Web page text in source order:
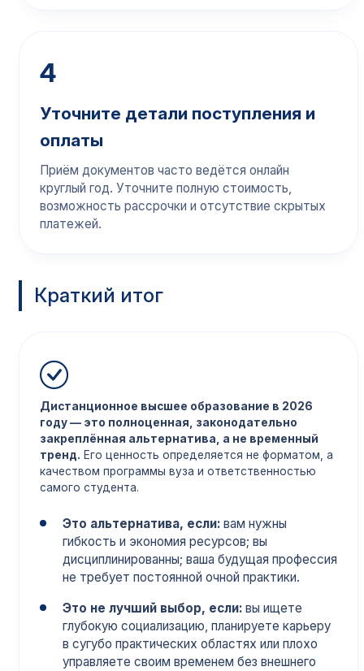
4
Уточните детали поступления и
оплаты
Приём документов часто ведётся онлайн
круглый год. Уточните полную стоимость,
возможность рассрочки и отсутствие скрытых
платежей.
Краткий итог
Дистанционное высшее образование в 2026
году — это полноценная, законодательно
закреплённая альтернатива, а не временный
тренд. Его ценность определяется не форматом, а
качеством программы вуза и ответственностью
самого студента.
Это альтернатива, если: вам нужны
гибкость и экономия ресурсов; вы
дисциплинированны; ваша будущая профессия
не требует постоянной очной практики.
Это не лучший выбор, если: вы ищете
глубокую социализацию, планируете карьеру
в сугубо практических областях или плохо
управляете своим временем без внешнего